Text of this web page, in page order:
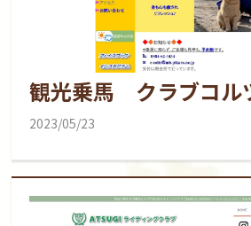
観光乗馬 クラブコル
2023/05/23